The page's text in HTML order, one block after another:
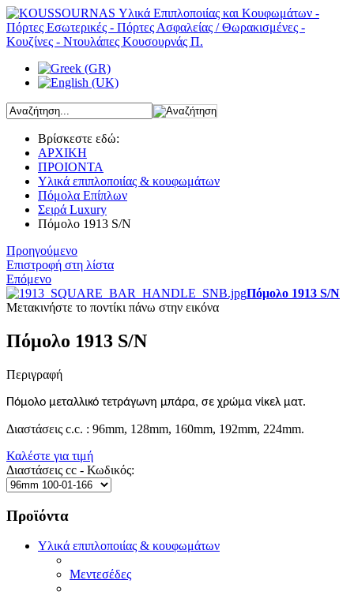
Βρίσκεστε εδώ:
ΑΡΧΙΚΗ
ΠΡΟΙΟΝΤΑ
Υλικά επιπλοποιίας & κουφωμάτων
Πόμολα Επίπλων
Σειρά Luxury
Πόμολο 1913 S/N
Προηγούμενο
Επιστροφή στη λίστα
Επόμενο
Πόμολο 1913 S/N
Μετακινήστε το ποντίκι πάνω στην εικόνα
Πόμολο 1913 S/N
Περιγραφή
Πόμολο μεταλλικό τετράγωνη μπάρα, σε χρώμα νίκελ ματ.
Διαστάσεις c.c. : 96mm, 128mm, 160mm, 192mm, 224mm.
Καλέστε για τιμή
Διαστάσεις cc - Κωδικός:
Προϊόντα
Υλικά επιπλοποιίας & κουφωμάτων
Μεντεσέδες